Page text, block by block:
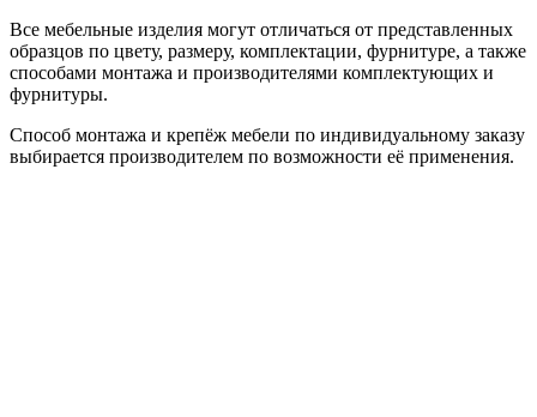
Все мебельные изделия могут отличаться от представленных
образцов по цвету, размеру, комплектации, фурнитуре, а также
способами монтажа и производителями комплектующих и
фурнитуры.
Способ монтажа и крепёж мебели по индивидуальному заказу
выбирается производителем по возможности её применения.